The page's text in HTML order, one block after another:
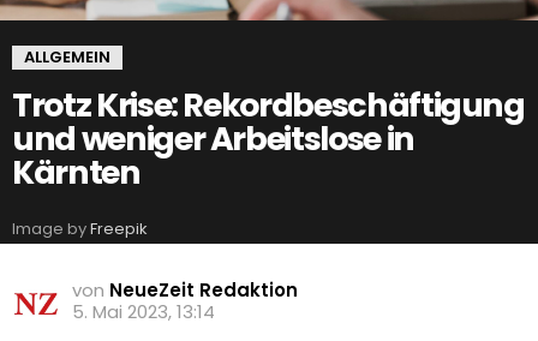
ALLGEMEIN
Trotz Krise: Rekordbeschäftigung
und weniger Arbeitslose in
Kärnten
Image byFreepik
von NeueZeit Redaktion
5. Mai 2023, 13:14